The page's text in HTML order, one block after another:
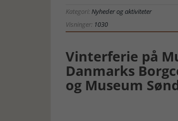
Kategori:Nyheder og aktiviteter
Visninger: 1030
Vinterferie på
Danmarks
og Museum